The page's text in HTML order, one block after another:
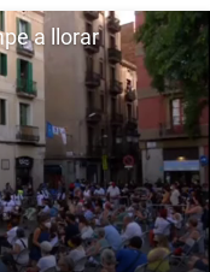
a llorar